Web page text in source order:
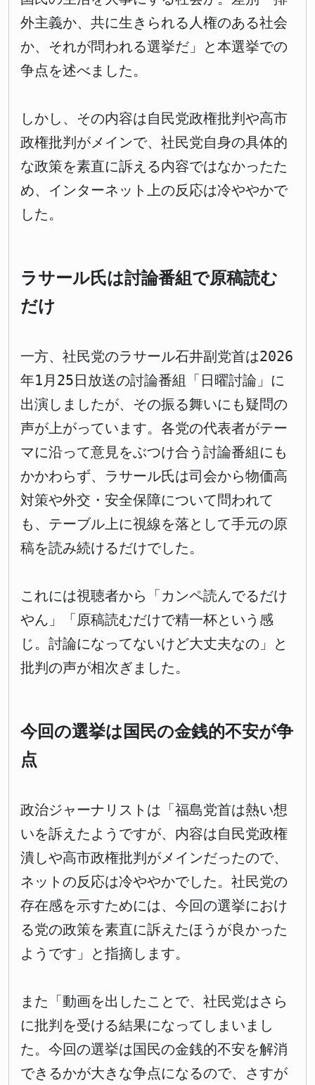
外主義か、共に生きられる人権のある社会
か、それが問われる選挙だ」と本選挙での
争点を述べました。
しかし、その内容は自民党政権批判や高市
政権批判がメインで、社民党自身の具体的
な政策を素直に訴える内容ではなかったた
め、インターネット上の反応は冷ややかで
した。
ラサール氏は討論番組で原稿読む
だけ
一方、社民党のラサール石井副党首は2026
年1月25日放送の討論番組「日曜討論」に
出演しましたが、その振る舞いにも疑問の
声が上がっています。各党の代表者がテー
マに沿って意見をぶつけ合う討論番組にも
かかわらず、ラサール氏は司会から物価高
対策や外交・安全保障について問われて
も、テーブル上に視線を落として手元の原
稿を読み続けるだけでした。
これには視聴者から「カンペ読んでるだけ
やん」「原稿読むだけで精一杯という感
じ。討論になってないけど大丈夫なの」と
批判の声が相次ぎました。
今回の選挙は国民の金銭的不安が争
点
政治ジャーナリストは「福島党首は熱い想
いを訴えたようですが、内容は自民党政権
潰しや高市政権批判がメインだったので、
ネットの反応は冷ややかでした。社民党の
存在感を示すためには、今回の選挙におけ
る党の政策を素直に訴えたほうが良かった
ようです」と指摘します。
また「動画を出したことで、社民党はさら
に批判を受ける結果になってしまいまし
た。今回の選挙は国民の金銭的不安を解消
できるかが大きな争点になるので、さすが